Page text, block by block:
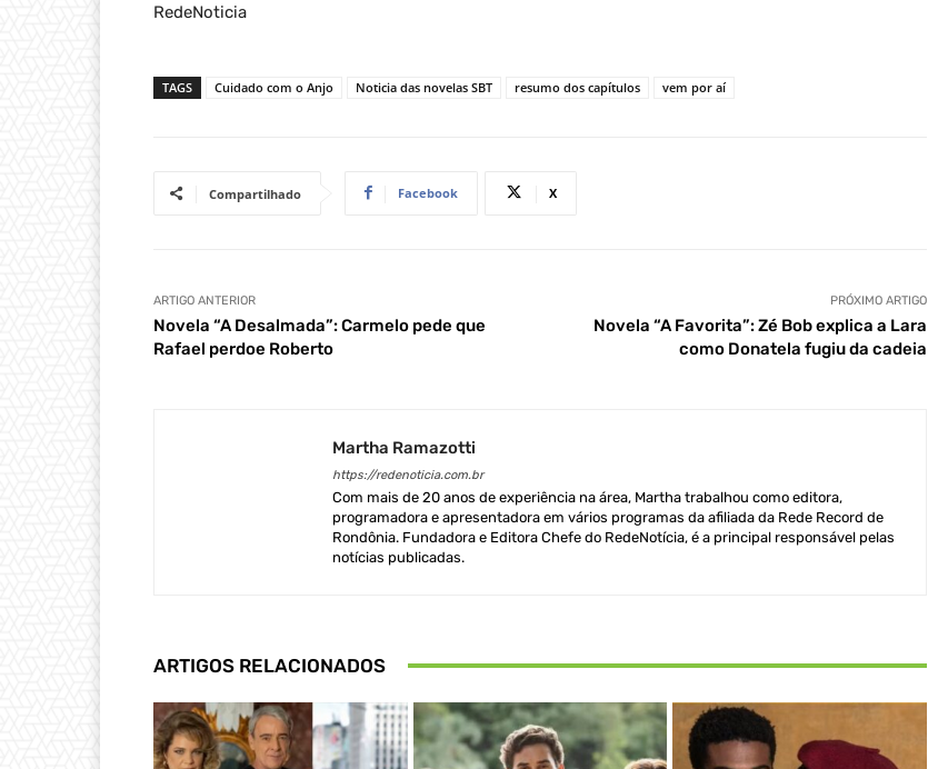
RedeNoticia
TAGS Cuidado com o Anjo Noticia das novelas SBT resumo dos capítulos vem por aí
Compartilhado Facebook X
ARTIGO ANTERIOR
Novela “A Desalmada”: Carmelo pede que
Rafael perdoe Roberto
PRÓXIMO ARTIGO
Novela “A Favorita”: Zé Bob explica a Lara
como Donatela fugiu da cadeia
Martha Ramazotti
https://redenoticia.com.br
Com mais de 20 anos de experiência na área, Martha trabalhou como editora,
programadora e apresentadora em vários programas da afiliada da Rede Record de
Rondônia. Fundadora e Editora Chefe do RedeNotícia, é a principal responsável pelas
notícias publicadas.
ARTIGOS RELACIONADOS